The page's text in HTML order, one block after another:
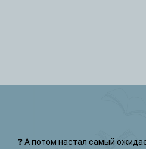
❓ А потом настал самый